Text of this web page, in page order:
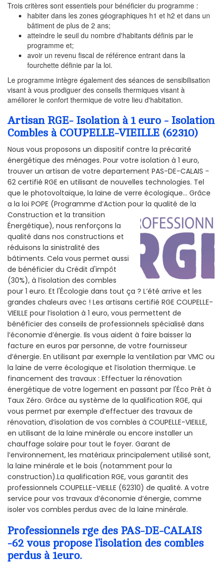
Trois critères sont essentiels pour bénéficier du programme :
habiter dans les zones géographiques h1 et h2 et dans un
bâtiment de plus de 2 ans;
atteindre le seuil du nombre d'habitants définis par le
programme et;
avoir un revenu fiscal de référence entrant dans la
fourchette définie par la loi.
Le programme intègre également des séances de sensibilisation
visant à vous prodiguer des conseils thermiques visant à
améliorer le confort thermique de votre lieu d'habitation.
Artisan RGE- Isolation à 1 euro - Isolation
Combles à COUPELLE-VIEILLE (62310)
Nous vous proposons un dispositif contre la précarité
énergétique des ménages. Pour votre isolation à 1 euro,
trouver un artisan de votre departement PAS-DE-CALAIS -
62 certifié RGE en utilisant de nouvelles technologies. Tel
que le photovoltaïque, la laine de verre écologique... Grâce
a la loi POPE (Programme d’Action pour la qualité de la
Construction et la transition
Énergétique), nous renforçons la
qualité dans nos constructions et
réduisons la sinistralité des
bâtiments. Cela vous permet aussi
de bénéficier du Crédit d'impôt
(30%), à l’isolation des combles
pour 1 euro. Et l'Écologie dans tout ça ? L’été arrive et les
grandes chaleurs avec ! Les artisans certifié RGE COUPELLE-
VIEILLE pour l’isolation à 1 euro, vous permettent de
bénéficier des conseils de professionnels spécialisé dans
l’économie d’énergie. Ils vous aident à faire baisser la
facture en euros par personne, de votre fournisseur
d’énergie. En utilisant par exemple la ventilation par VMC ou
la laine de verre écologique et l’isolation thermique. Le
financement des travaux : Effectuer la rénovation
énergétique de votre logement en passant par l'Éco Prêt à
Taux Zéro. Grâce au système de la qualification RGE, qui
vous permet par exemple d’effectuer des travaux de
rénovation, d’isolation de vos combles à COUPELLE-VIEILLE,
en utilisant de la laine minérale ou encore installer un
chauffage solaire pour tout le foyer. Garant de
l’environnement, les matériaux principalement utilisé sont,
la laine minérale et le bois (notamment pour la
construction).La qualification RGE, vous garantit des
professionnels COUPELLE-VIEILLE (62310) de qualité. A votre
service pour vos travaux d’économie d’énergie, comme
isoler vos combles perdus avec de la laine minérale.
Professionnels rge des PAS-DE-CALAIS
-62 vous propose l’isolation des combles
perdus à 1euro.